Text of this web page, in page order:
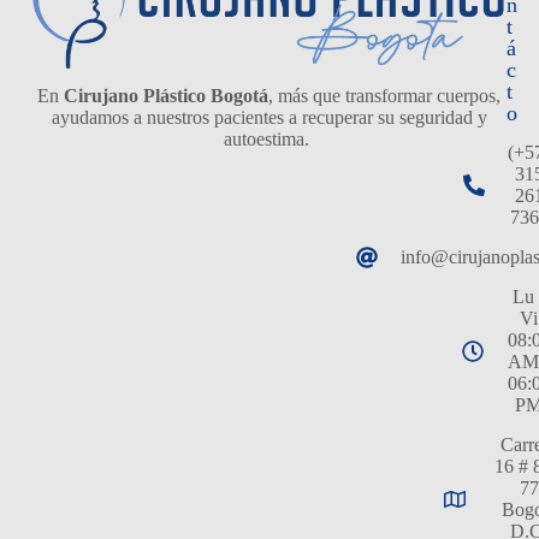
En Cirujano Plástico Bogotá, más que transformar cuerpos,
ayudamos a nuestros pacientes a recuperar su seguridad y
autoestima.
n
t
á
c
t
o
Lu
Vi
16 #
77